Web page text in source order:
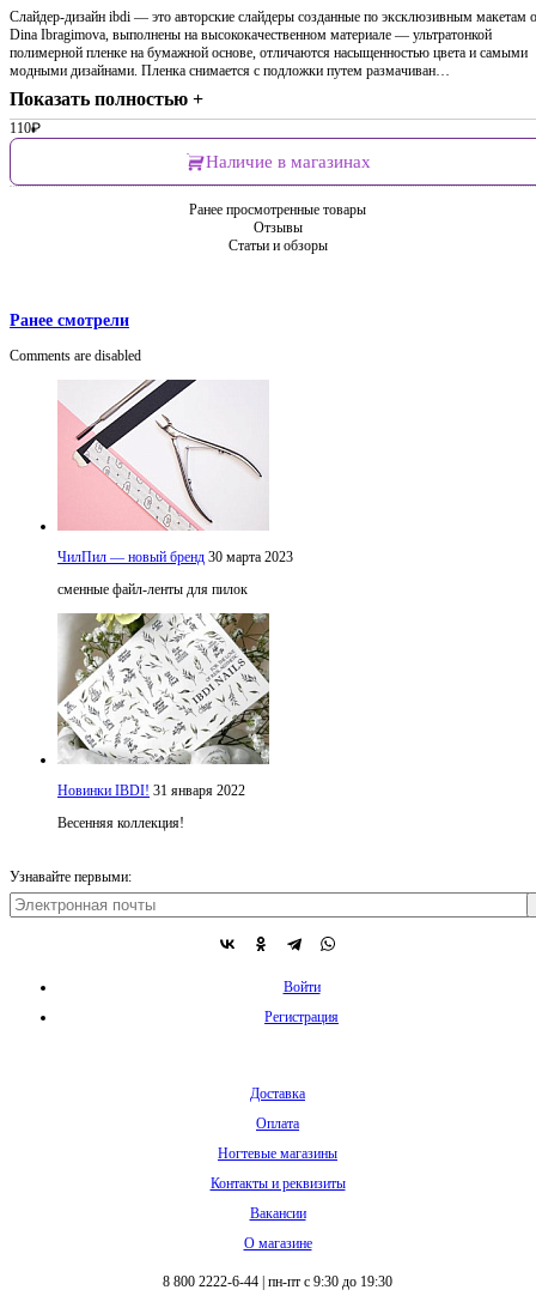
Слайдер-дизайн ibdi — это авторские слайдеры созданные по эксклюзивным макетам
Dina Ibragimova, выполнены на высококачественном материале — ультратонкой
полимерной пленке на бумажной основе, отличаются насыщенностью цвета и самыми
модными дизайнами. Пленка снимается с подложки путем размачиван…
Показать полностью +
110₽
Наличие в магазинах
Ранее просмотренные товары
Отзывы
Статьи и обзоры
Ранее смотрели
Comments are disabled
ЧилПил — новый бренд 30 марта 2023
сменные файл-ленты для пилок
Новинки IBDI! 31 января 2022
Весенняя коллекция!
Узнавайте первыми:
Войти
Регистрация
Доставка
Оплата
Ногтевые магазины
Контакты и реквизиты
Вакансии
О магазине
8 800 2222-6-44 пн-пт с 9:30 до 19:30